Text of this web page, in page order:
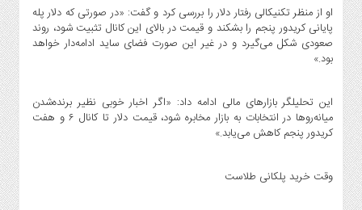
او از منظر تکنیکالی رفتار دلار را بررسی کرد و گفت: «در صورتی که دلار پله
پایانی کریدور پنجم را بشکند و قیمت در بالای این کانال تثبیت شود، روند
صعودی شکل می‌گیرد و در غیر این صورت فضای ساید ادامه‌دار خواهد
بود.»
این تحلیلگر بازارهای مالی ادامه داد: «اگر اخبار خوبی نظیر برنده‌شدن
میانه‌روها در انتخابات به بازار مخابره شود، قیمت دلار تا کانال ۶ و هفت
کریدور پنجم کاهش می‌یابد.»
وقت خرید پلکانی طلاست